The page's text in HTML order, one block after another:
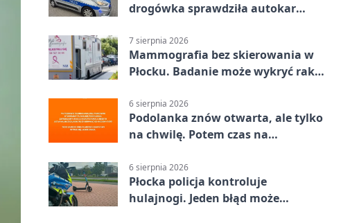
drogówka sprawdziła autokar
7 sierpnia 2026
Mammografia bez skierowania w
Płocku. Badanie może wykryć raka,
6 sierpnia 2026
Podolanka znów otwarta, ale tylko
na chwilę. Potem czas na
6 sierpnia 2026
Płocka policja kontroluje
hulajnogi. Jeden błąd może